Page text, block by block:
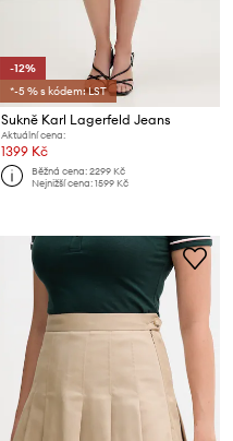
-12%
*-5 % s kódem: LST
Sukně Karl Lagerfeld Jeans
Aktuální cena:
1399 Kč
Běžná cena:2299 Kč
Nejnižší cena:1599 Kč